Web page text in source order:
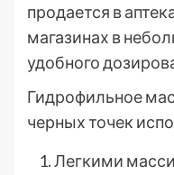
продается в
магазинах в
удобного
Гидрофильное
черных точек
Легкими